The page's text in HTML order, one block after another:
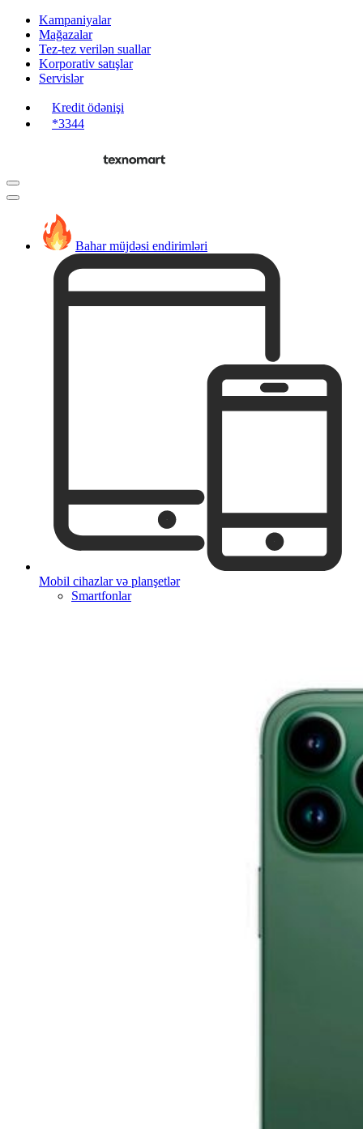
Kampaniyalar
Mağazalar
Tez-tez verilən suallar
Korporativ satışlar
Servislər
Kredit ödənişi
*3344
Bahar müjdəsi endirimləri
Mobil cihazlar və planşetlər
Smartfonlar